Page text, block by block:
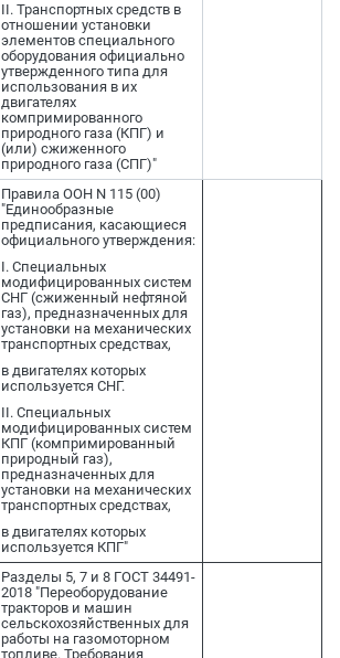
II. Транспортных средств в
отношении установки
элементов специального
оборудования официально
утвержденного типа для
использования в их
двигателях
компримированного
природного газа (КПГ) и
(или) сжиженного
природного газа (СПГ)"
Правила ООН N 115 (00)
"Единообразные
предписания, касающиеся
официального утверждения:
I. Специальных
модифицированных систем
СНГ (сжиженный нефтяной
газ), предназначенных для
установки на механических
транспортных средствах,
в двигателях которых
используется СНГ.
II. Специальных
модифицированных систем
КПГ (компримированный
природный газ),
предназначенных для
установки на механических
транспортных средствах,
в двигателях которых
используется КПГ"
Разделы 5, 7 и 8 ГОСТ 34491-
2018 "Переоборудование
тракторов и машин
сельскохозяйственных для
работы на газомоторном
топливе. Требования